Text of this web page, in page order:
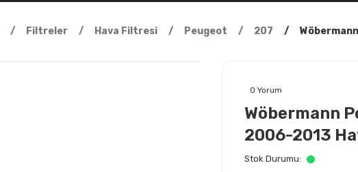
Filtreler Hava Filtresi Peugeot 207
0 Yorum
Wöbermann
2006-2013
Stok Durumu